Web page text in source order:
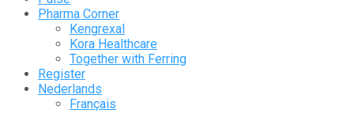
Pharma Corner
Kengrexal
Kora Healthcare
Together with Ferring
Register
Nederlands
Français